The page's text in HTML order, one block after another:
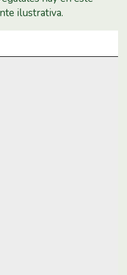
ilustrativa.